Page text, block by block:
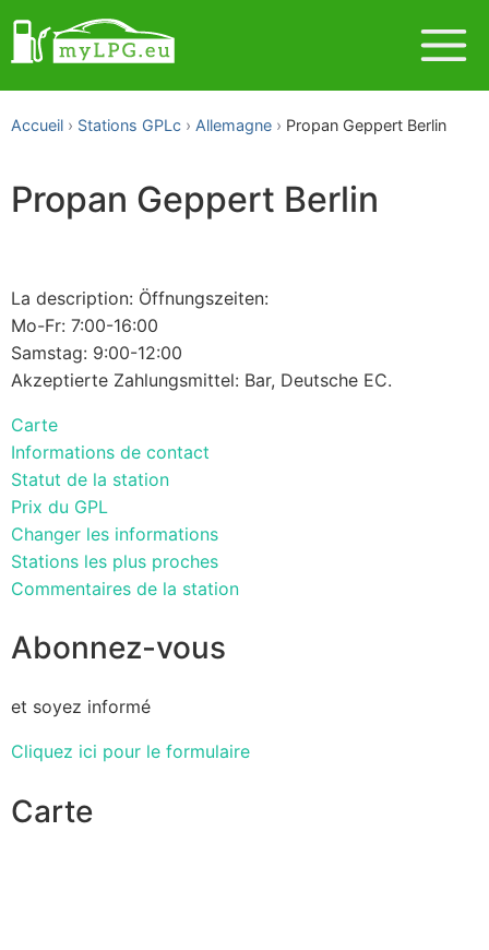
Accueil Stations GPLc Allemagne Propan Geppert Berlin
Propan Geppert Berlin
La description: Öffnungszeiten:
Mo-Fr: 7:00-16:00
Samstag: 9:00-12:00
Akzeptierte Zahlungsmittel: Bar, Deutsche EC.
Carte
Informations de contact
Statut de la station
Prix du GPL
Changer les informations
Stations les plus proches
Commentaires de la station
Abonnez-vous
et soyez informé
Cliquez ici pour le formulaire
Carte